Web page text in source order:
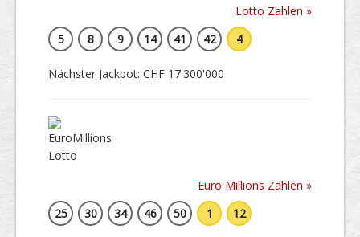
Lotto Zahlen »
5
8 9 14 41 42 4
Nächster Jackpot: CHF 17'300'000
Euro Millions Zahlen »
25
30 34 46 50 1 12